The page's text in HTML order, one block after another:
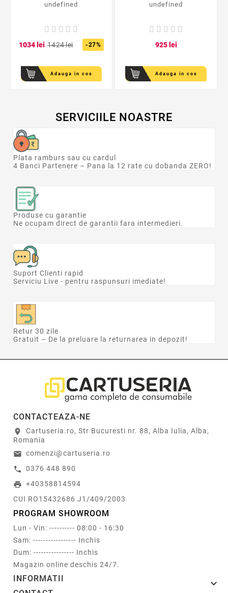
undefined
1034lei 1424lei -27%
Adauga in cos
undefined
925lei
Adauga in cos
SERVICIILE NOASTRE
Plata ramburs sau cu cardul
4 Banci Partenere – Pana la 12 rate cu dobanda ZERO!
Produse cu garantie
Ne ocupam direct de garantii fara intermedieri.
Suport Clienti rapid
Serviciu Live - pentru raspunsuri imediate!
Retur 30 zile
Gratuit – De la preluare la returnarea in depozit!
CONTACTEAZA-NE
location_on
Cartuseria.ro, Str Bucuresti nr. 88, Alba Iulia, Alba,
Romania
email comenzi@cartuseria.ro
call 0376 448 890
print +40358814594
CUI RO15432686 J1/409/2003
PROGRAM SHOWROOM
Lun - Vin: ---------- 08:00 - 16:30
Sam: ----------------- Inchis
Dum: ---------------- Inchis
Magazin online deschis 24/7.
INFORMATII 